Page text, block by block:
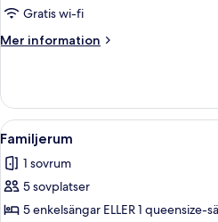
Gratis wi-fi
Mer information
Mer
Öppna
alla
foton
för
Familjerum
3
Familjerum
1 sovrum
5 sovplatser
5 enkelsängar ELLER 1 queensize-